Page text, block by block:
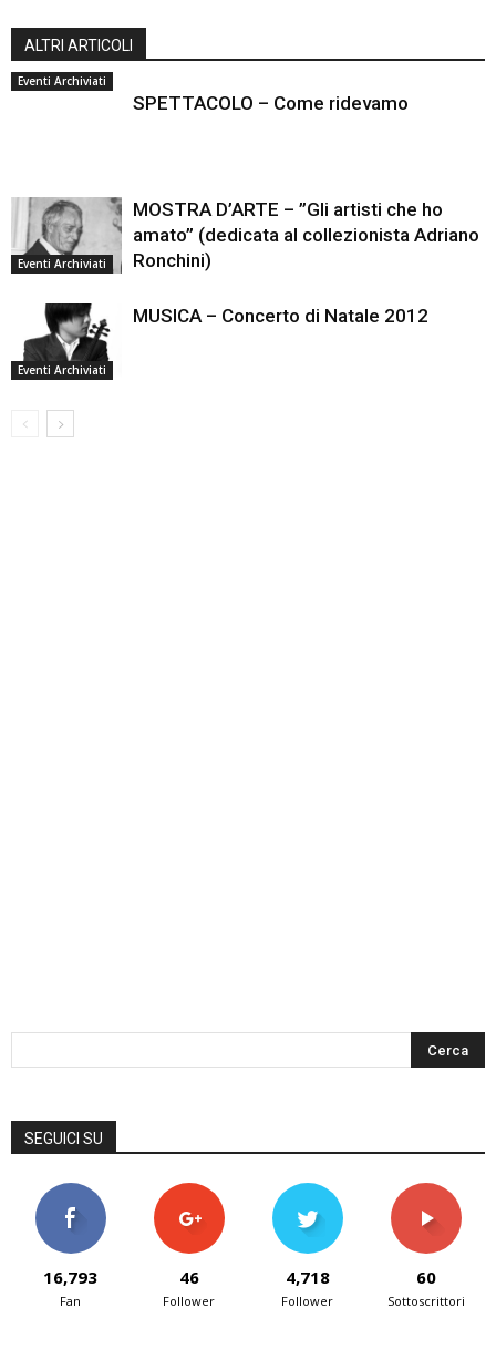
ALTRI ARTICOLI
Eventi Archiviati
SPETTACOLO – Come ridevamo
Eventi Archiviati
MOSTRA D’ARTE – ”Gli artisti che ho
amato” (dedicata al collezionista Adriano
Ronchini)
Eventi Archiviati
MUSICA – Concerto di Natale 2012
SEGUICI SU
16,793
Fan
46
Follower
4,718
Follower
60
Sottoscrittori